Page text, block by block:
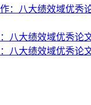
八大绩效域优秀论
八大绩效域优秀论